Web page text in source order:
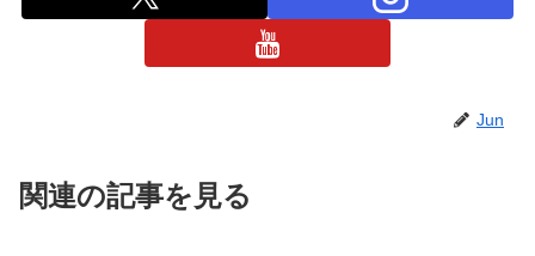
Jun
関連の記事を見る